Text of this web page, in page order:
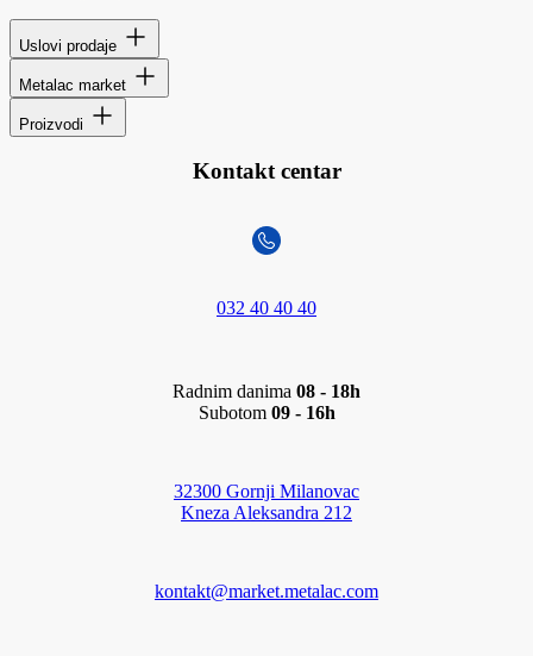
Uslovi prodaje
Metalac market
Proizvodi
Kontakt centar
032 40 40 40
Radnim danima 08 - 18h
Subotom 09 - 16h
32300 Gornji Milanovac
Kneza Aleksandra 212
kontakt@market.metalac.com